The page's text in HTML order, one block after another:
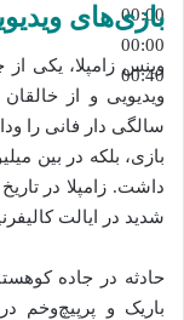
00:00
00:00
00:40
بازی‌های
وینس زامپلا، یکی
سالگی دار فانی را
بازی، بلکه در بین
شدید در ایالت
باریک و